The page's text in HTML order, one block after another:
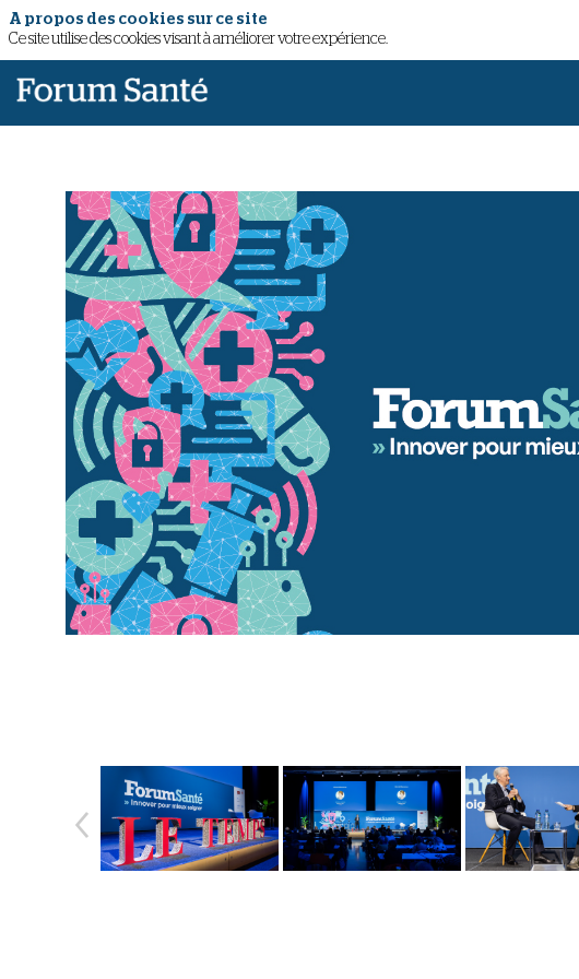
A propos des cookies sur ce site
Ce site utilise des cookies visant à améliorer votre expérience.